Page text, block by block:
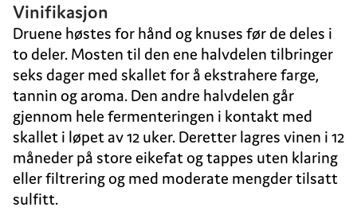
Vinifikasjon
Druene høstes for hånd og knuses før de deles i
to deler. Mosten til den ene halvdelen tilbringer
seks dager med skallet for å ekstrahere farge,
tannin og aroma. Den andre halvdelen går
gjennom hele fermenteringen i kontakt med
skallet i løpet av 12 uker. Deretter lagres vinen i 12
måneder på store eikefat og tappes uten klaring
eller filtrering og med moderate mengder tilsatt
sulfitt.